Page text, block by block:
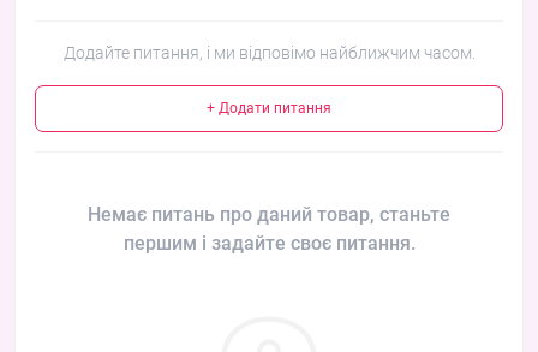
Додайте питання, і ми відповімо найближчим часом.
+ Додати питання
Немає питань про даний товар, станьте
першим і задайте своє питання.